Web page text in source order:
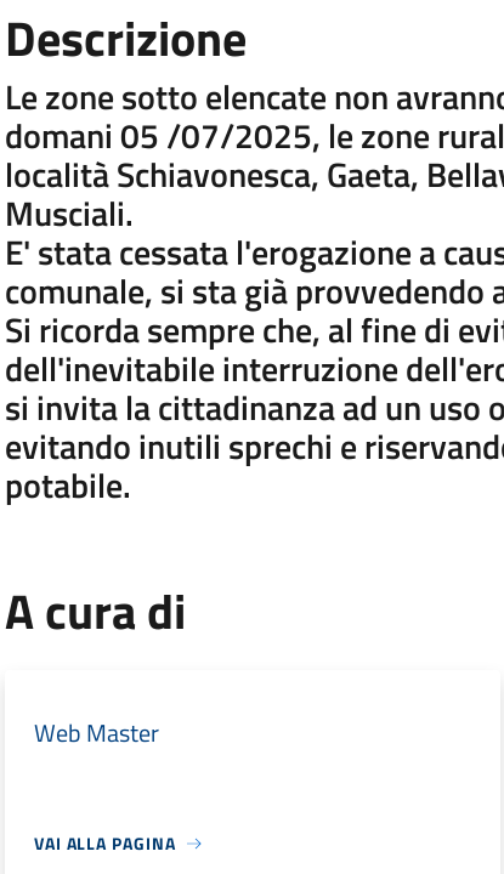
Descrizione
Le zone sotto elencate non
domani 05 /07/2025, le zone
località Schiavonesca, Gaeta,
Musciali.
E' stata cessata l'erogazione a
comunale, si sta già
Si ricorda sempre che, al fine di
dell'inevitabile interruzione
si invita la cittadinanza ad un uso
evitando inutili sprechi e
potabile.
A cura di
Web Master
VAI ALLA PAGINA